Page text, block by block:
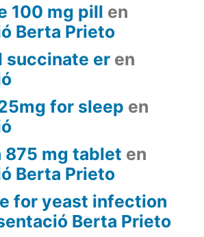
100 mg pill en
Berta Prieto
succinate er en
for sleep en
875 mg tablet en
Berta Prieto
for yeast infection
Berta Prieto